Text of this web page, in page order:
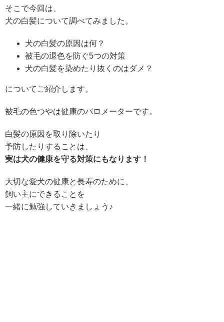
そこで今回は、
犬の白髪について調べてみました。
犬の白髪の原因は何？
被毛の退色を防ぐ5つの対策
犬の白髪を染めたり抜くのはダメ？
についてご紹介します。
被毛の色つやは健康のバロメーターです。
白髪の原因を取り除いたり
予防したりすることは、
実は犬の健康を守る対策にもなります！
大切な愛犬の健康と長寿のために、
飼い主にできることを
一緒に勉強していきましょう♪